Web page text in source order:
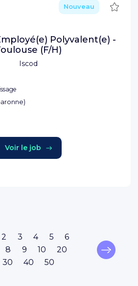
Iscod
Nouveau
Polyvalent(e) -
(F/H)
)
Voir le job
2 3 4 5
6
8 9 10
20
30
40 50